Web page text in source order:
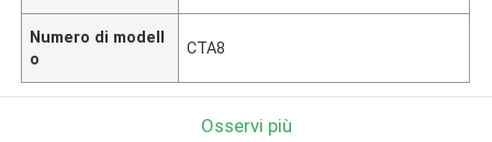
Numero di modell
o
CTA8
Osservi più